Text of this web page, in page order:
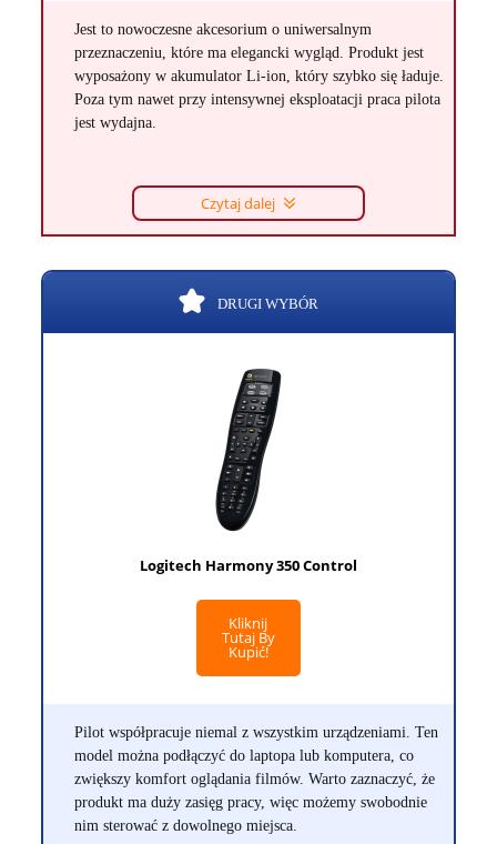
Jest to nowoczesne akcesorium o uniwersalnym
przeznaczeniu, które ma elegancki wygląd. Produkt jest
wyposażony w akumulator Li-ion, który szybko się ładuje.
Poza tym nawet przy intensywnej eksploatacji praca pilota
jest wydajna.
Czytaj dalej
DRUGI WYBÓR
Logitech Harmony 350 Control
Kliknij
Tutaj By
Kupić!
Pilot współpracuje niemal z wszystkim urządzeniami. Ten
model można podłączyć do laptopa lub komputera, co
zwiększy komfort oglądania filmów. Warto zaznaczyć, że
produkt ma duży zasięg pracy, więc możemy swobodnie
nim sterować z dowolnego miejsca.